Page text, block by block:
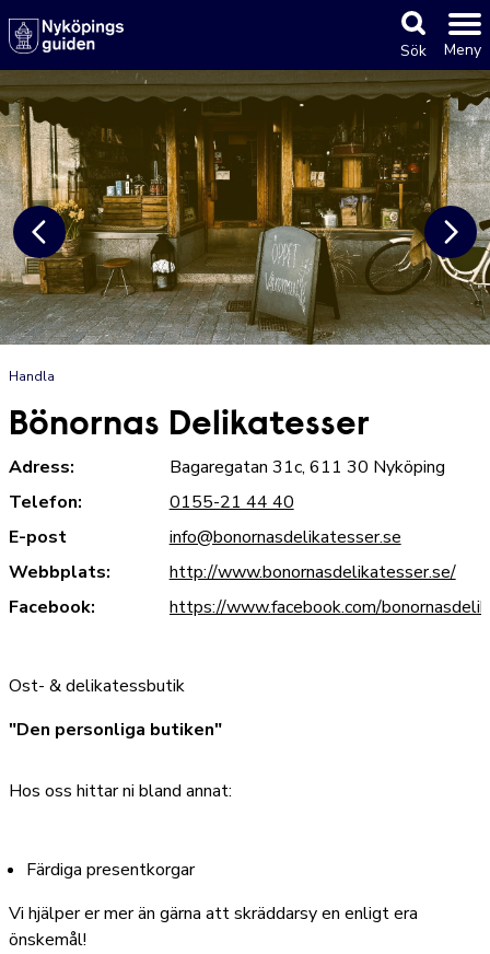
Sök Meny
Handla
Bönornas Delikatesser
Adress:
Bagaregatan 31c, 611 30 Nyköping
Telefon:
0155-21 44 40
E-post
info@bonornasdelikatesser.se
Webbplats:
http://www.bonornasdelikatesser.se/
Facebook:
https://www.facebook.com/
Ost- & delikatessbutik
"Den personliga butiken"
Hos oss hittar ni bland annat:
Färdiga presentkorgar
Vi hjälper er mer än gärna att skräddarsy en enligt era
önskemål!